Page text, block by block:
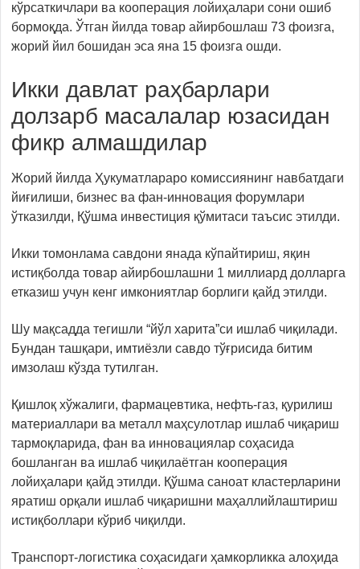
кўрсаткичлари ва кооперация лойиҳалари сони ошиб
бормоқда. Ўтган йилда товар айирбошлаш 73 фоизга,
жорий йил бошидан эса яна 15 фоизга ошди.
Икки давлат раҳбарлари
долзарб масалалар юзасидан
фикр алмашдилар
Жорий йилда Ҳукуматлараро комиссиянинг навбатдаги
йиғилиши, бизнес ва фан-инновация форумлари
ўтказилди, Қўшма инвестиция қўмитаси таъсис этилди.
Икки томонлама савдони янада кўпайтириш, яқин
истиқболда товар айирбошлашни 1 миллиард долларга
етказиш учун кенг имкониятлар борлиги қайд этилди.
Шу мақсадда тегишли “йўл харита”си ишлаб чиқилади.
Бундан ташқари, имтиёзли савдо тўғрисида битим
имзолаш кўзда тутилган.
Қишлоқ хўжалиги, фармацевтика, нефть-газ, қурилиш
материаллари ва металл маҳсулотлар ишлаб чиқариш
тармоқларида, фан ва инновациялар соҳасида
бошланган ва ишлаб чиқилаётган кооперация
лойиҳалари қайд этилди. Қўшма саноат кластерларини
яратиш орқали ишлаб чиқаришни маҳаллийлаштириш
истиқболлари кўриб чиқилди.
Транспорт-логистика соҳасидаги ҳамкорликка алоҳида